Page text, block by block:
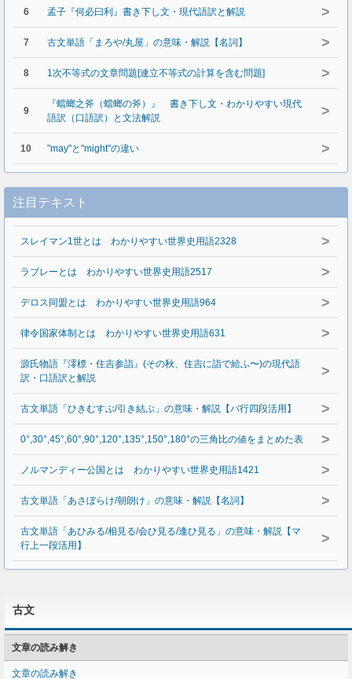
6 孟子『何必曰利』書き下し文・現代語訳と解説 >
7 古文単語「まろや/丸屋」の意味・解説【名詞】 >
8 1次不等式の文章問題[連立不等式の計算を含む問題] >
9
『蟷螂之斧（蟷螂の斧）』 書き下し文・わかりやすい現代
語訳（口語訳）と文法解説
>
10 "may"と"might"の違い >
注目テキスト
スレイマン1世とは わかりやすい世界史用語2328 >
ラブレーとは わかりやすい世界史用語2517 >
デロス同盟とは わかりやすい世界史用語964 >
律令国家体制とは わかりやすい世界史用語631 >
源氏物語『澪標・住吉参詣』(その秋、住吉に詣で給ふ〜)の現代語
訳・口語訳と解説
>
古文単語「ひきむすぶ/引き結ぶ」の意味・解説【バ行四段活用】 >
0°,30°,45°,60°,90°,120°,135°,150°,180°の三角比の値をまとめた表 >
ノルマンディー公国とは わかりやすい世界史用語1421 >
古文単語「あさぼらけ/朝朗け」の意味・解説【名詞】 >
古文単語「あひみる/相見る/会ひ見る/逢ひ見る」の意味・解説【マ
行上一段活用】
>
古文
文章の読み解き
文章の読み解き